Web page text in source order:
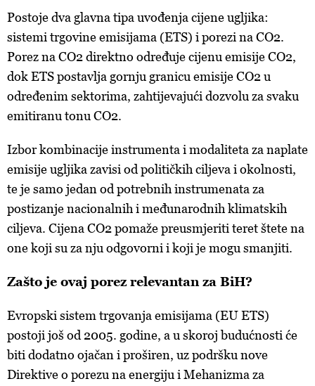
Postoje dva glavna tipa uvođenja cijene ugljika:
sistemi trgovine emisijama (ETS) i porezi na CO2.
Porez na CO2 direktno određuje cijenu emisije CO2,
dok ETS postavlja gornju granicu emisije CO2 u
određenim sektorima, zahtijevajući dozvolu za svaku
emitiranu tonu CO2.
Izbor kombinacije instrumenta i modaliteta za naplate
emisije ugljika zavisi od političkih ciljeva i okolnosti,
te je samo jedan od potrebnih instrumenata za
postizanje nacionalnih i međunarodnih klimatskih
ciljeva. Cijena CO2 pomaže preusmjeriti teret štete na
one koji su za nju odgovorni i koji je mogu smanjiti.
Zašto je ovaj porez relevantan za BiH?
Evropski sistem trgovanja emisijama (EU ETS)
postoji još od 2005. godine, a u skoroj budućnosti će
biti dodatno ojačan i proširen, uz podršku nove
Direktive o porezu na energiju i Mehanizma za